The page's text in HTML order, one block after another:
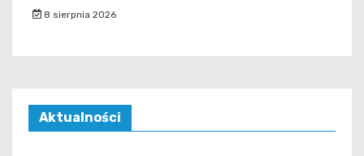
8 sierpnia 2026
Aktualności